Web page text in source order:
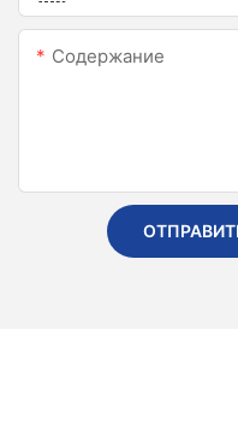
Содержание